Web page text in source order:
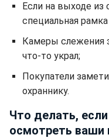
Если на выходе из
специальная
Камеры слежения
что-то украл;
Покупатели
охраннику.
Что делать,
осмотреть ваши